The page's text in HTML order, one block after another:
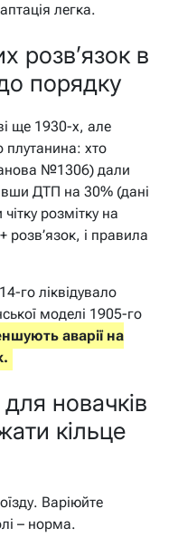
легка.
розв’язок в
порядку
ще 1930-х, але
хто
№1306) дали
ДТП на 30% (дані
розмітку на
розв’язок, і правила
го ліквідувало
моделі 1905-го
аварії на
новачків
кільце
Варіюйте
– норма.